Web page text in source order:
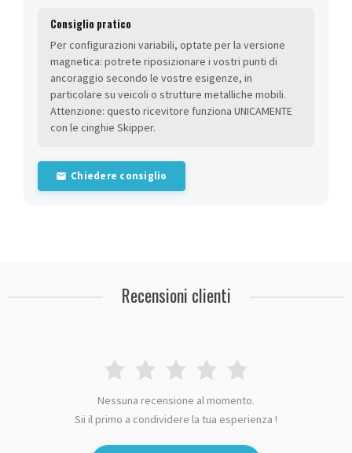
Consiglio pratico
Per configurazioni variabili, optate per la versione
magnetica: potrete riposizionare i vostri punti di
ancoraggio secondo le vostre esigenze, in
particolare su veicoli o strutture metalliche mobili.
Attenzione: questo ricevitore funziona UNICAMENTE
con le cinghie Skipper.
Chiedere consiglio
Recensioni clienti
Nessuna recensione al momento.
Sii il primo a condividere la tua esperienza !